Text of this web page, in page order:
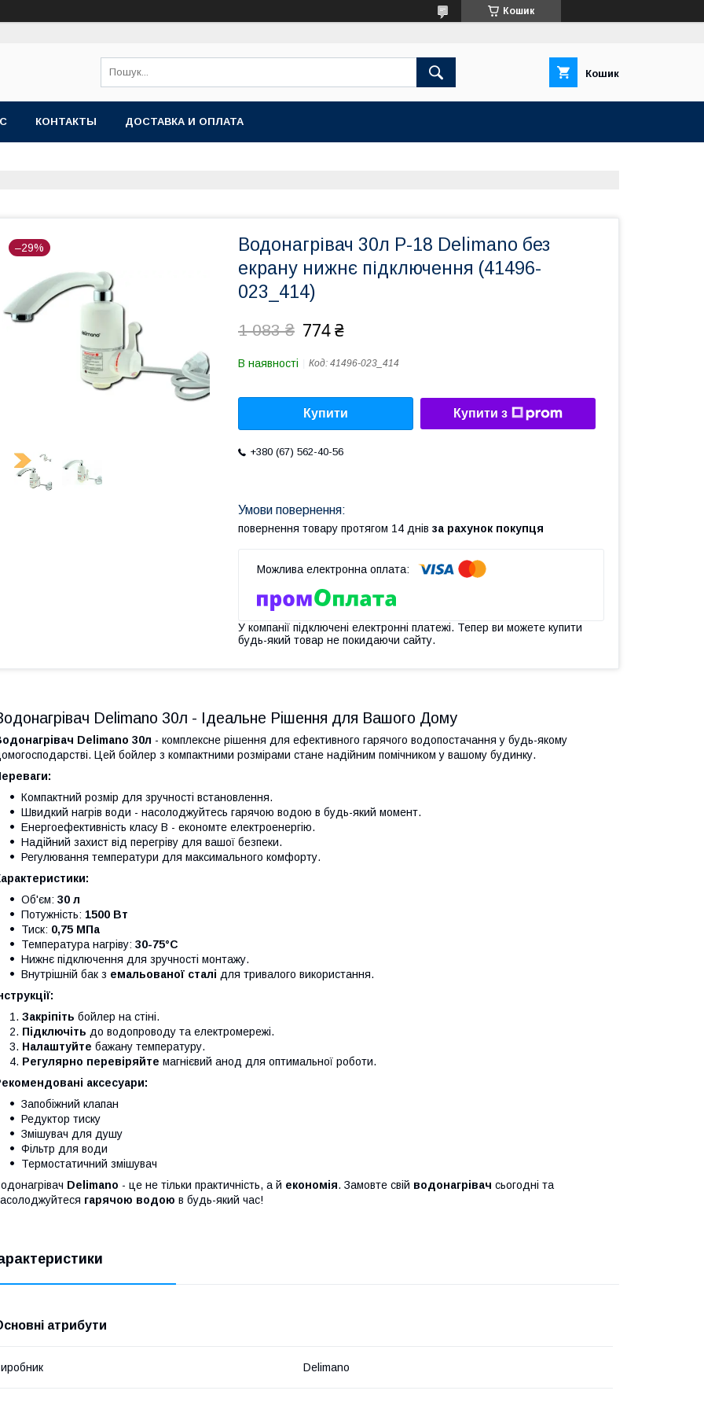
Кошик
Кошик
КОНТАКТЫ ДОСТАВКА И ОПЛАТА
–29%
Водонагрівач 30л Р-18 Delimano без
екрану нижнє підключення (41496-
023_414)
1 083 ₴ 774 ₴
В наявності Код: 41496-023_414
Купити Купити з
+380 (67) 562-40-56
повернення товару протягом 14 днів за рахунок покупця
У компанії підключені електронні платежі. Тепер ви можете купити
будь-який товар не покидаючи сайту.
Delimano 30л - Ідеальне Рішення для Вашого Дому
Delimano 30л - комплексне рішення для ефективного гарячого водопостачання у будь-якому
Цей бойлер з компактними розмірами стане надійним помічником у вашому будинку.
Компактний розмір для зручності встановлення.
Швидкий нагрів води - насолоджуйтесь гарячою водою в будь-який момент.
Енергоефективність класу B - економте електроенергію.
Надійний захист від перегріву для вашої безпеки.
Регулювання температури для максимального комфорту.
Об'єм: 30 л
Потужність: 1500 Вт
Тиск: 0,75 МПа
Температура нагріву: 30-75°C
Нижнє підключення для зручності монтажу.
Внутрішній бак з емальованої сталі для тривалого використання.
Закріпіть бойлер на стіні.
Підключіть до водопроводу та електромережі.
Налаштуйте бажану температуру.
Регулярно перевіряйте магнієвий анод для оптимальної роботи.
аксесуари:
Запобіжний клапан
Редуктор тиску
Змішувач для душу
Фільтр для води
Термостатичний змішувач
Delimano - це не тільки практичність, а й економія. Замовте свій водонагрівач сьогодні та
гарячою водою в будь-який час!
атрибути
Delimano